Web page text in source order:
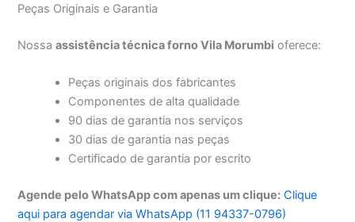
Peças Originais e Garantia
Nossaassistência técnica forno Vila Morumbi oferece:
Peças originais dos fabricantes
Componentes de alta qualidade
90 dias de garantia nos serviços
30 dias de garantia nas peças
Certificado de garantia por escrito
Agende pelo WhatsApp com apenas um clique: Clique
aqui para agendar via WhatsApp (11 94337-0796)